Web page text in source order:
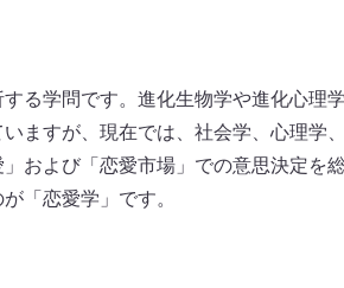
する学問です。進化生物学や進化心理
ますが、現在では、社会学、心理学
および「恋愛市場」での意思決定を
「恋愛学」です。